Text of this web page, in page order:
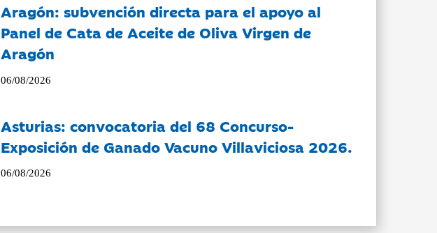
Aragón: subvención directa para el apoyo al
Panel de Cata de Aceite de Oliva Virgen de
Aragón
06/08/2026
Asturias: convocatoria del 68 Concurso-
Exposición de Ganado Vacuno Villaviciosa 2026.
06/08/2026